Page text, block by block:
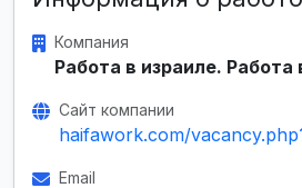
Компания
Работа в израиле. Работа
Сайт компании
haifawork.com/
Email